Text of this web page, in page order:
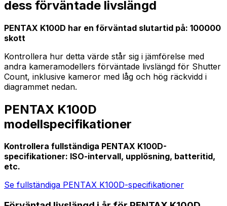
dess förväntade livslängd
PENTAX K100D har en förväntad slutartid på: 100000
skott
Kontrollera hur detta värde står sig i jämförelse med
andra kameramodellers förväntade livslängd för Shutter
Count, inklusive kameror med låg och hög räckvidd i
diagrammet nedan.
PENTAX K100D
modellspecifikationer
Kontrollera fullständiga PENTAX K100D-
specifikationer: ISO-intervall, upplösning, batteritid,
etc.
Se fullständiga PENTAX K100D-specifikationer